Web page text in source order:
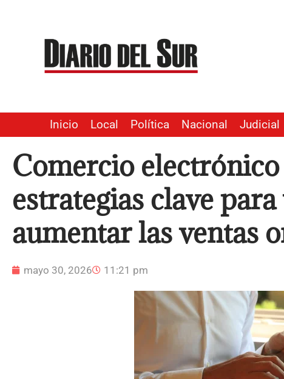
contenido
Inicio Local Política Nacional Judicial
Comercio
estrategias clave
aumentar las ventas
mayo 30, 2026 11:21 pm